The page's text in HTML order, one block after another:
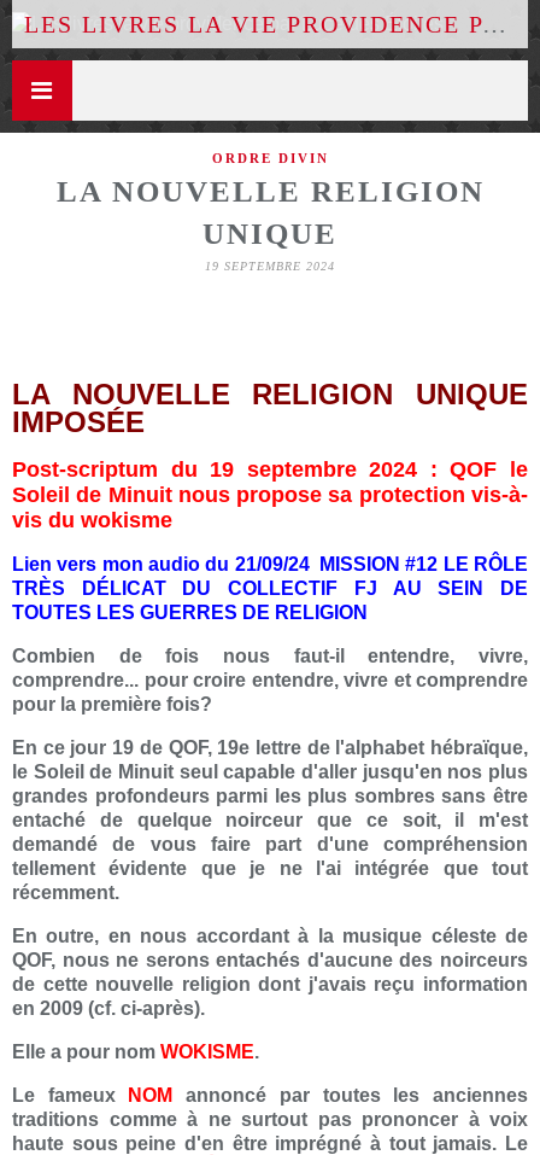
LES LIVRES LA VIE PROVIDENCE PAR LUCE DES ÉTOILES
ORDRE DIVIN
LA NOUVELLE RELIGION
UNIQUE
19 SEPTEMBRE 2024
LA NOUVELLE RELIGION UNIQUE
IMPOSÉE
Post-scriptum du 19 septembre 2024 : QOF le
Soleil de Minuit nous propose sa protection vis-à-
vis du wokisme
Lien vers mon audio du 21/09/24 MISSION #12 LE RÔLE
TRÈS DÉLICAT DU COLLECTIF FJ AU SEIN DE
TOUTES LES GUERRES DE RELIGION
Combien de fois nous faut-il entendre, vivre,
comprendre... pour croire entendre, vivre et comprendre
pour la première fois?
En ce jour 19 de QOF, 19e lettre de l'alphabet hébraïque,
le Soleil de Minuit seul capable d'aller jusqu'en nos plus
grandes profondeurs parmi les plus sombres sans être
entaché de quelque noirceur que ce soit, il m'est
demandé de vous faire part d'une compréhension
tellement évidente que je ne l'ai intégrée que tout
récemment.
En outre, en nous accordant à la musique céleste de
QOF, nous ne serons entachés d'aucune des noirceurs
de cette nouvelle religion dont j'avais reçu information
en 2009 (cf. ci-après).
Elle a pour nom WOKISME.
Le fameux NOM
annoncé par toutes les anciennes
traditions comme à ne surtout pas prononcer à voix
haute sous peine d'en être imprégné à tout jamais. Le